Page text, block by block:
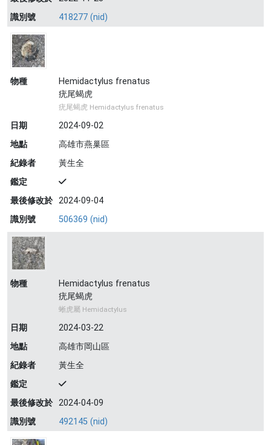
識別號
418277 (nid)
物種
Hemidactylus frenatus
疣尾蝎虎
疣尾蝎虎 Hemidactylus frenatus
日期
2024-09-02
地點
高雄市燕巢區
紀錄者
黃生全
鑑定
最後修改於 2024-09-04
識別號
506369 (nid)
物種
Hemidactylus frenatus
疣尾蝎虎
蜥虎屬 Hemidactylus
日期
2024-03-22
地點
高雄市岡山區
紀錄者
黃生全
鑑定
最後修改於 2024-04-09
識別號
492145 (nid)